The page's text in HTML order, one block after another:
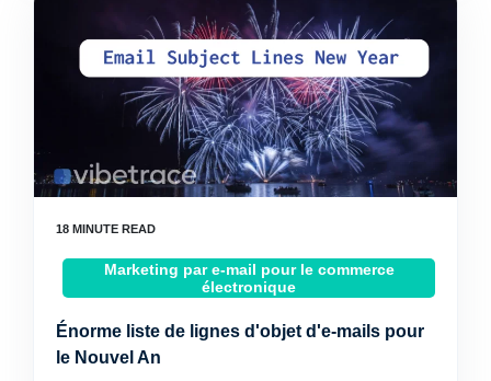
Marketing par e-mail pour le commerce
électronique
Énorme liste de lignes d'objet d'e-mails pour
le Nouvel An